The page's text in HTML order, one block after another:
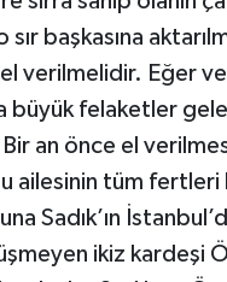
sır başkasına
verilmelidir. Eğer
büyük felaketler
an önce el
ailesinin tüm fertleri
Sadık’ın
ikiz kardeşi